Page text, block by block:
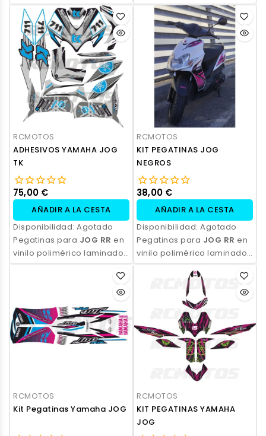
impresas con tinta
ecosolvente. Alta
resistencia, acabado
profesional y opción de
personalización.
impresas con tinta
ecosolvente. Alta
resistencia, acabado
profesional y opción de
personalización.
RCMOTOS
ADHESIVOS YAMAHA JOG
TK
75,00 €
AÑADIR A LA CESTA
Disponibilidad: Agotado
Pegatinas para JOG RR en
vinilo polimérico laminado,
impresas con tinta
profesional y opción de
personalización.
RCMOTOS
KIT PEGATINAS JOG
NEGROS
38,00 €
AÑADIR A LA CESTA
Disponibilidad: Agotado
Pegatinas para JOG RR en
vinilo polimérico laminado,
impresas con tinta
ecosolvente. Alta
resistencia, acabado
profesional y opción de
personalización.
RCMOTOS
Kit Pegatinas Yamaha JOG
RCMOTOS
KIT PEGATINAS YAMAHA
JOG